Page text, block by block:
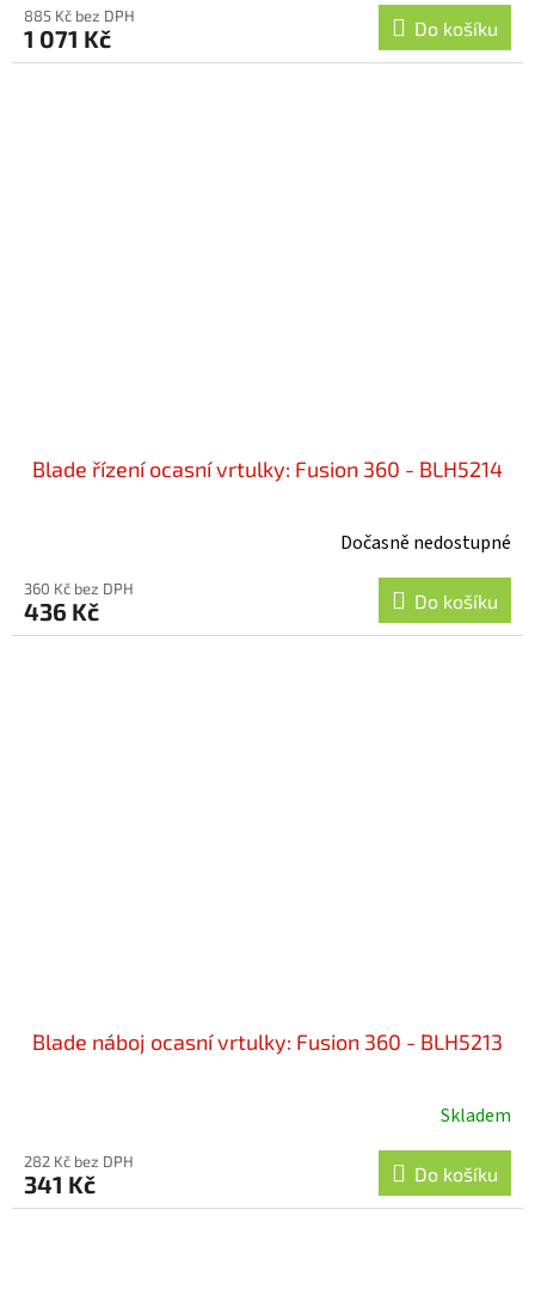
885 Kč bez DPH
1 071 Kč Do košíku
Blade řízení ocasní vrtulky: Fusion 360 - BLH5214
Dočasně nedostupné
360 Kč bez DPH
436 Kč Do košíku
Blade náboj ocasní vrtulky: Fusion 360 - BLH5213
Skladem
282 Kč bez DPH
341 Kč Do košíku